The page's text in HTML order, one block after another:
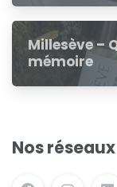
Millesève –
mémoire
Nos réseaux